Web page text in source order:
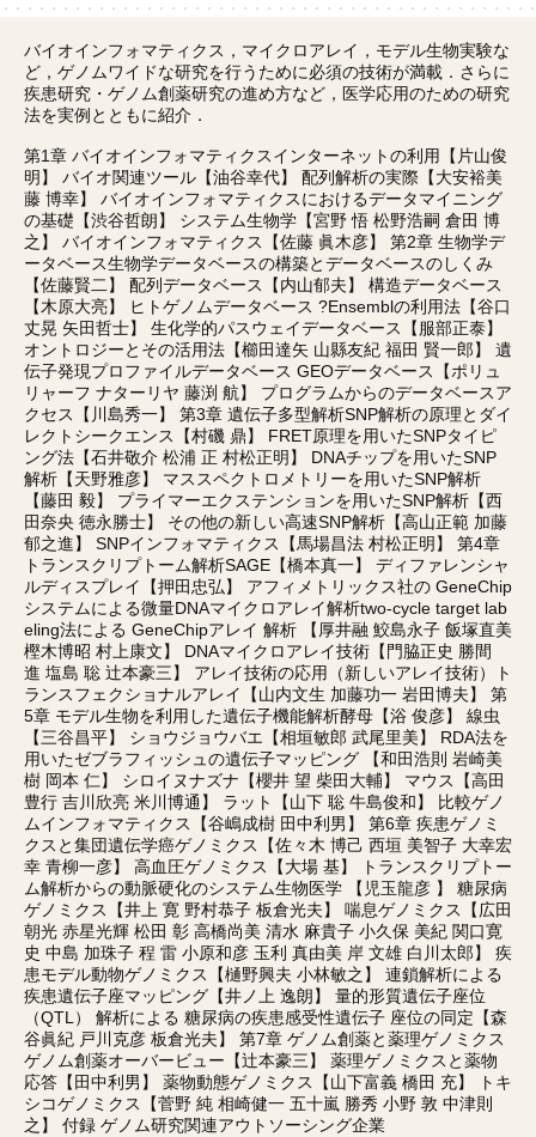
バイオインフォマティクス，マイクロアレイ，モデル生物実験な
ど，ゲノムワイドな研究を行うために必須の技術が満載．さらに
疾患研究・ゲノム創薬研究の進め方など，医学応用のための研究
法を実例とともに紹介．
第1章 バイオインフォマティクスインターネットの利用【片山俊
明】 バイオ関連ツール【油谷幸代】 配列解析の実際【大安裕美
藤 博幸】 バイオインフォマティクスにおけるデータマイニング
の基礎【渋谷哲朗】 システム生物学【宮野 悟 松野浩嗣 倉田 博
之】 バイオインフォマティクス【佐藤 眞木彦】 第2章 生物学デ
ータベース生物学データベースの構築とデータベースのしくみ
【佐藤賢二】 配列データベース【内山郁夫】 構造データベース
【木原大亮】 ヒトゲノムデータベース ?Ensemblの利用法【谷口
丈晃 矢田哲士】 生化学的パスウェイデータベース【服部正泰】
オントロジーとその活用法【櫛田達矢 山縣友紀 福田 賢一郎】 遺
伝子発現プロファイルデータベース GEOデータベース【ポリュ
リャーフ ナターリヤ 藤渕 航】 プログラムからのデータベースア
クセス【川島秀一】 第3章 遺伝子多型解析SNP解析の原理とダイ
レクトシークエンス【村磯 鼎】 FRET原理を用いたSNPタイピ
ング法【石井敬介 松浦 正 村松正明】 DNAチップを用いたSNP
解析【天野雅彦】 マススペクトロメトリーを用いたSNP解析
【藤田 毅】 プライマーエクステンションを用いたSNP解析【西
田奈央 徳永勝士】 その他の新しい高速SNP解析【高山正範 加藤
郁之進】 SNPインフォマティクス【馬場昌法 村松正明】 第4章
トランスクリプトーム解析SAGE【橋本真一】 ディファレンシャ
ルディスプレイ【押田忠弘】 アフィメトリックス社の GeneChip
システムによる微量DNAマイクロアレイ解析two-cycle target lab
eling法による GeneChipアレイ 解析 【厚井融 鮫島永子 飯塚直美
樫木博昭 村上康文】 DNAマイクロアレイ技術【門脇正史 勝間
進 塩島 聡 辻本豪三】 アレイ技術の応用（新しいアレイ技術）ト
ランスフェクショナルアレイ【山内文生 加藤功一 岩田博夫】 第
5章 モデル生物を利用した遺伝子機能解析酵母【浴 俊彦】 線虫
【三谷昌平】 ショウジョウバエ【相垣敏郎 武尾里美】 RDA法を
用いたゼブラフィッシュの遺伝子マッピング 【和田浩則 岩崎美
樹 岡本 仁】 シロイヌナズナ【櫻井 望 柴田大輔】 マウス【高田
豊行 吉川欣亮 米川博通】 ラット【山下 聡 牛島俊和】 比較ゲノ
ムインフォマティクス【谷嶋成樹 田中利男】 第6章 疾患ゲノミ
クスと集団遺伝学癌ゲノミクス【佐々木 博己 西垣 美智子 大幸宏
幸 青柳一彦】 高血圧ゲノミクス【大場 基】 トランスクリプトー
ム解析からの動脈硬化のシステム生物医学 【児玉龍彦 】 糖尿病
ゲノミクス【井上 寛 野村恭子 板倉光夫】 喘息ゲノミクス【広田
朝光 赤星光輝 松田 彰 高橋尚美 清水 麻貴子 小久保 美紀 関口寛
史 中島 加珠子 程 雷 小原和彦 玉利 真由美 岸 文雄 白川太郎】 疾
患モデル動物ゲノミクス【樋野興夫 小林敏之】 連鎖解析による
疾患遺伝子座マッピング【井ノ上 逸朗】 量的形質遺伝子座位
（QTL） 解析による 糖尿病の疾患感受性遺伝子 座位の同定【森
谷眞紀 戸川克彦 板倉光夫】 第7章 ゲノム創薬と薬理ゲノミクス
ゲノム創薬オーバービュー【辻本豪三】 薬理ゲノミクスと薬物
応答【田中利男】 薬物動態ゲノミクス【山下富義 橋田 充】 トキ
シコゲノミクス【菅野 純 相崎健一 五十嵐 勝秀 小野 敦 中津則
之】 付録 ゲノム研究関連アウトソーシング企業